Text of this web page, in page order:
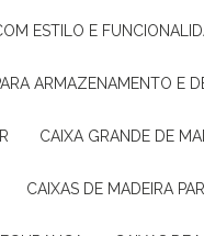
ESTILO E
ARMAZENAMENTO E
CAIXA GRANDE DE
CAIXAS DE MADEIRA